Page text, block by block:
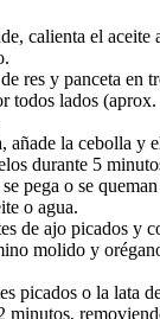
calienta el aceite
res y panceta en
todos lados
añade la cebolla y
durante 5
pega o se
o agua.
de ajo picados y
molido y
picados o la lata
minutos,